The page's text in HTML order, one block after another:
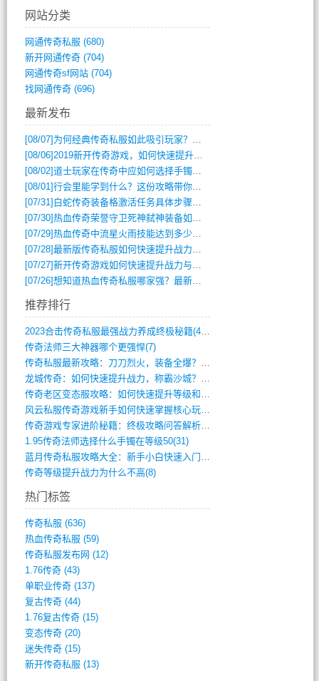
网站分类
网通传奇私服 (680)
新开网通传奇(704)
网通传奇sf网站(704)
找网通传奇(696)
最新发布
[08/07] 为何经典传奇私服如此吸引玩家？深度攻略解析
[08/06]2019新开传奇游戏，如何快速提升角色等级？
[08/02]道士玩家在传奇中应如何选择手镯装备？
[08/01]行会里能学到什么？这份攻略带你全掌握
[07/31] 白蛇传奇装备格激活任务具体步骤是什么？如何完成？
[07/30]热血传奇荣誉守卫死神弑神装备如何获取与佩戴攻略？
[07/29]热血传奇中流星火雨技能达到多少级可以开始练装备？
[07/28]最新版传奇私服如何快速提升战力与获取稀有装备？
[07/27]新开传奇游戏如何快速提升战力与获取稀有装备？
[07/26]想知道热血传奇私服哪家强？最新排行榜攻略全解析
推荐排行
2023合击传奇私服最强战力养成终极秘籍(428)
传奇法师三大神器哪个更强悍(7)
传奇私服最新攻略：刀刀烈火，装备全爆？攻(813)
龙城传奇：如何快速提升战力，称霸沙城？(802)
传奇老区变态服攻略：如何快速提升等级和战(379)
风云私服传奇游戏新手如何快速掌握核心玩法(616)
传奇游戏专家进阶秘籍：终极攻略问答解析(848)
1.95传奇法师选择什么手镯在等级50(31)
蓝月传奇私服攻略大全：新手小白快速入门指(386)
传奇等级提升战力为什么不高(8)
热门标签
传奇私服 (636)
热血传奇私服 (59)
传奇私服发布网 (12)
1.76传奇(43)
单职业传奇(137)
复古传奇(44)
1.76复古传奇(15)
变态传奇(20)
迷失传奇(15)
新开传奇私服 (13)